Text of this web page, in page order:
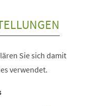
Sie sich damit
verwendet.